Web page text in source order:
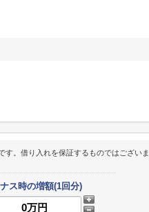
す。借り入れを保証するものではございま
ス時の増額(1回分)